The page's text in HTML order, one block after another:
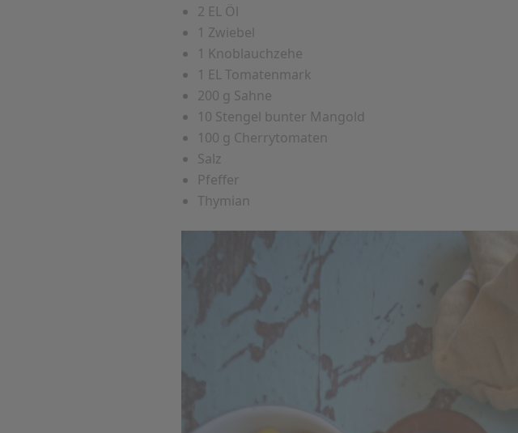
2 EL Öl
1 Zwiebel
1 Knoblauchzehe
1 EL Tomatenmark
200 g Sahne
10 Stengel bunter Mangold
100 g Cherrytomaten
Salz
Pfeffer
Thymian